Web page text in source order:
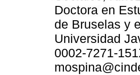
Doctora en
de Bruselas y
Universidad
0002-7271-